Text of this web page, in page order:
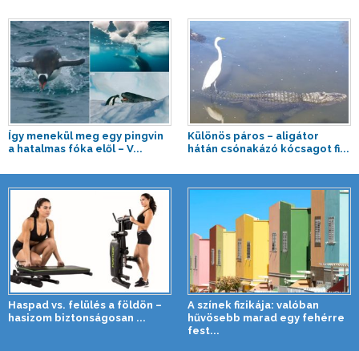
Így menekül meg egy pingvin
a hatalmas fóka elől – V...
Különös páros – aligátor
hátán csónakázó kócsagot fi...
Haspad vs. felülés a földön –
hasizom biztonságosan ...
A színek fizikája: valóban
hűvösebb marad egy fehérre
fest...